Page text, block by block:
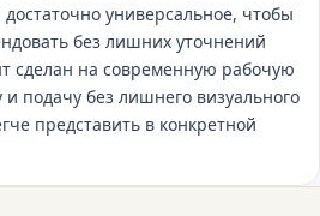
универсальное, чтобы
без лишних уточнений
сделан на современную рабочую
подачу без лишнего визуального
представить в конкретной